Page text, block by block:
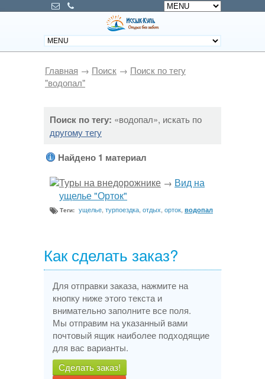
Главная → Поиск → Поиск по тегу
"водопал"
Поиск по тегу: «водопал», искать по
другому тегу
Найдено 1 материал
Туры на внедорожнике → Вид на
ущелье "Орток"
Теги: ущелье турпоездка отдых орток водопал
Как сделать заказ?
Для отправки заказа, нажмите на
кнопку ниже этого текста и
внимательно заполните все поля.
Мы отправим на указанный вами
почтовый ящик наиболее подходящие
для вас варианты.
Сделать заказ!